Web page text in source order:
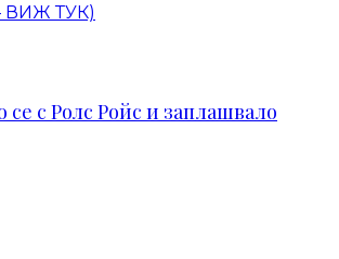
ВИЖ ТУК)
с Ролс Ройс и заплашвало